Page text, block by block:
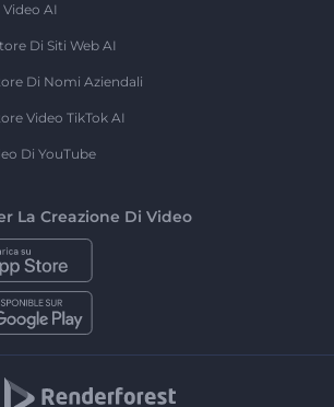
AI
Di Siti Web AI
Di Nomi Aziendali
Video TikTok AI
Di YouTube
La Creazione Di Video